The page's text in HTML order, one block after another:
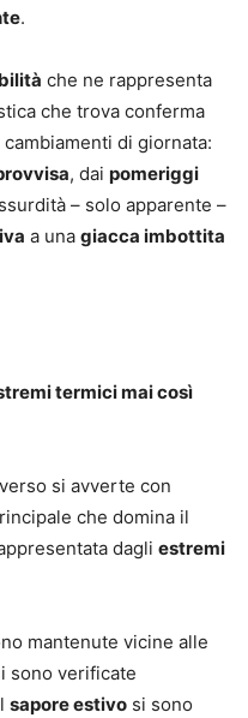
.
che ne rappresenta
che trova conferma
di giornata:
, dai pomeriggi
– solo apparente –
a una giacca imbottita
termici mai così
si avverte con
che domina il
dagli estremi
mantenute vicine alle
sono verificate
sapore estivo si sono